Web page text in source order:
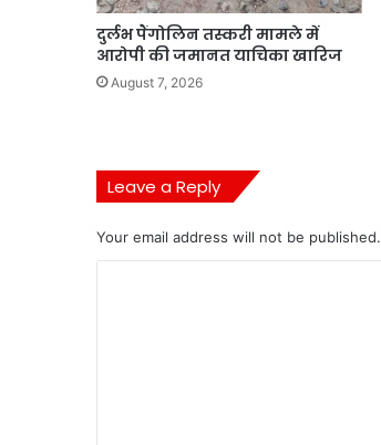
दुर्लभ पैंगोलिन तस्करी मामले में
आरोपी की जमानत याचिका खारिज
August 7, 2026
Leave a Reply
Your email address will not be published.